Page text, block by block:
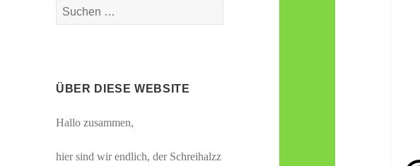
Suchen
nach:
ÜBER DIESE WEBSITE
Hallo zusammen,
hier sind wir endlich, der Schreihalzz